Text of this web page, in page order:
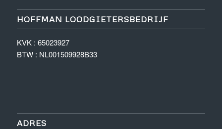
HOFFMAN LOODGIETERSBEDRIJF
KVK : 65023927
BTW : NL001509928B33
ADRES